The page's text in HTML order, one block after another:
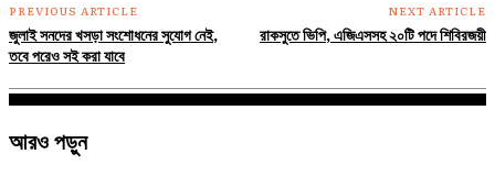
PREVIOUS ARTICLE
জুলাই সনদের খসড়া সংশোধনের সুযোগ নেই,
তবে পরেও সই করা যাবে
NEXT ARTICLE
রাকসুতে ভিপি, এজিএসসহ ২০টি পদে শিবিরজয়ী
আরও পড়ুন